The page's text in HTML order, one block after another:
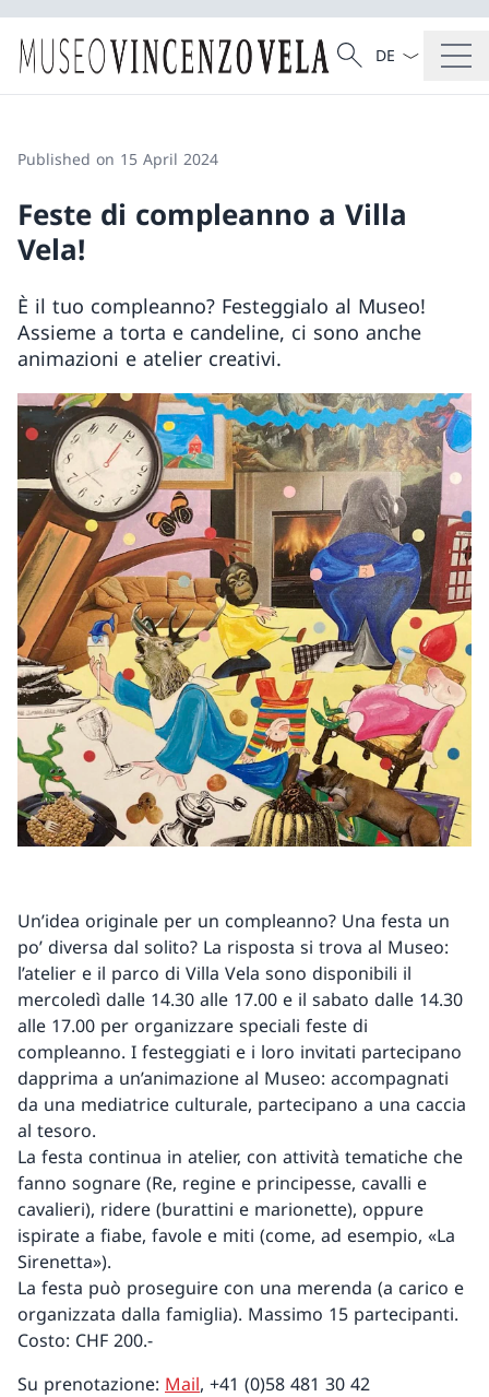
Search
Search
Language
Published on 15 April 2024
Feste di compleanno a Villa
Vela!
È il tuo compleanno? Festeggialo al Museo!
Assieme a torta e candeline, ci sono anche
animazioni e atelier creativi.
Un’idea originale per un compleanno? Una festa un
po’ diversa dal solito? La risposta si trova al Museo:
l’atelier e il parco di Villa Vela sono disponibili il
mercoledì dalle 14.30 alle 17.00 e il sabato dalle 14.30
alle 17.00 per organizzare speciali feste di
compleanno. I festeggiati e i loro invitati partecipano
dapprima a un’animazione al Museo: accompagnati
da una mediatrice culturale, partecipano a una caccia
al tesoro.
La festa continua in atelier, con attività tematiche che
fanno sognare (Re, regine e principesse, cavalli e
cavalieri), ridere (burattini e marionette), oppure
ispirate a fiabe, favole e miti (come, ad esempio, «La
Sirenetta»).
La festa può proseguire con una merenda (a carico e
organizzata dalla famiglia). Massimo 15 partecipanti.
Costo: CHF 200.-
Su prenotazione: Mail, +41 (0)58 481 30 42